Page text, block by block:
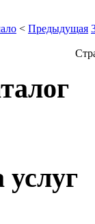
< Предыдущая
услуг